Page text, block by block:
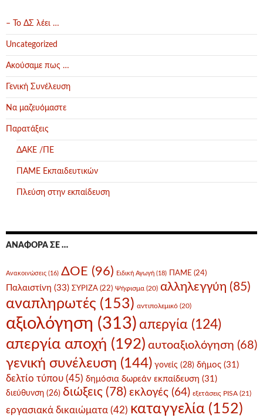
– Το ΔΣ λέει …
Uncategorized
Ακούσαμε πως …
Γενική Συνέλευση
Να μαζευόμαστε
Παρατάξεις
ΔΑΚΕ /ΠΕ
ΠΑΜΕ Εκπαιδευτικών
Πλεύση στην εκπαίδευση
ΑΝΑΦΟΡΆ ΣΕ …
Ανακοινώσεις (16) ΔΟΕ (96) Ειδική Αγωγή (18) ΠΑΜΕ (24)
Παλαιστίνη (33) ΣΥΡΙΖΑ (22) Ψήφισμα (20) αλληλεγγύη (85)
αναπληρωτές (153) αντιπολεμικό (20)
αξιολόγηση (313) απεργία (124)
απεργία αποχή (192) αυτοαξιολόγηση (68)
γενική συνέλευση (144) γονείς (28) δήμος (31)
δελτίο τύπου (45) δημόσια δωρεάν εκπαίδευση (31)
διεύθυνση (26) διώξεις (78) εκλογές (64) εξετάσεις PISA (21)
εργασιακά δικαιώματα (42) καταγγελία (152)